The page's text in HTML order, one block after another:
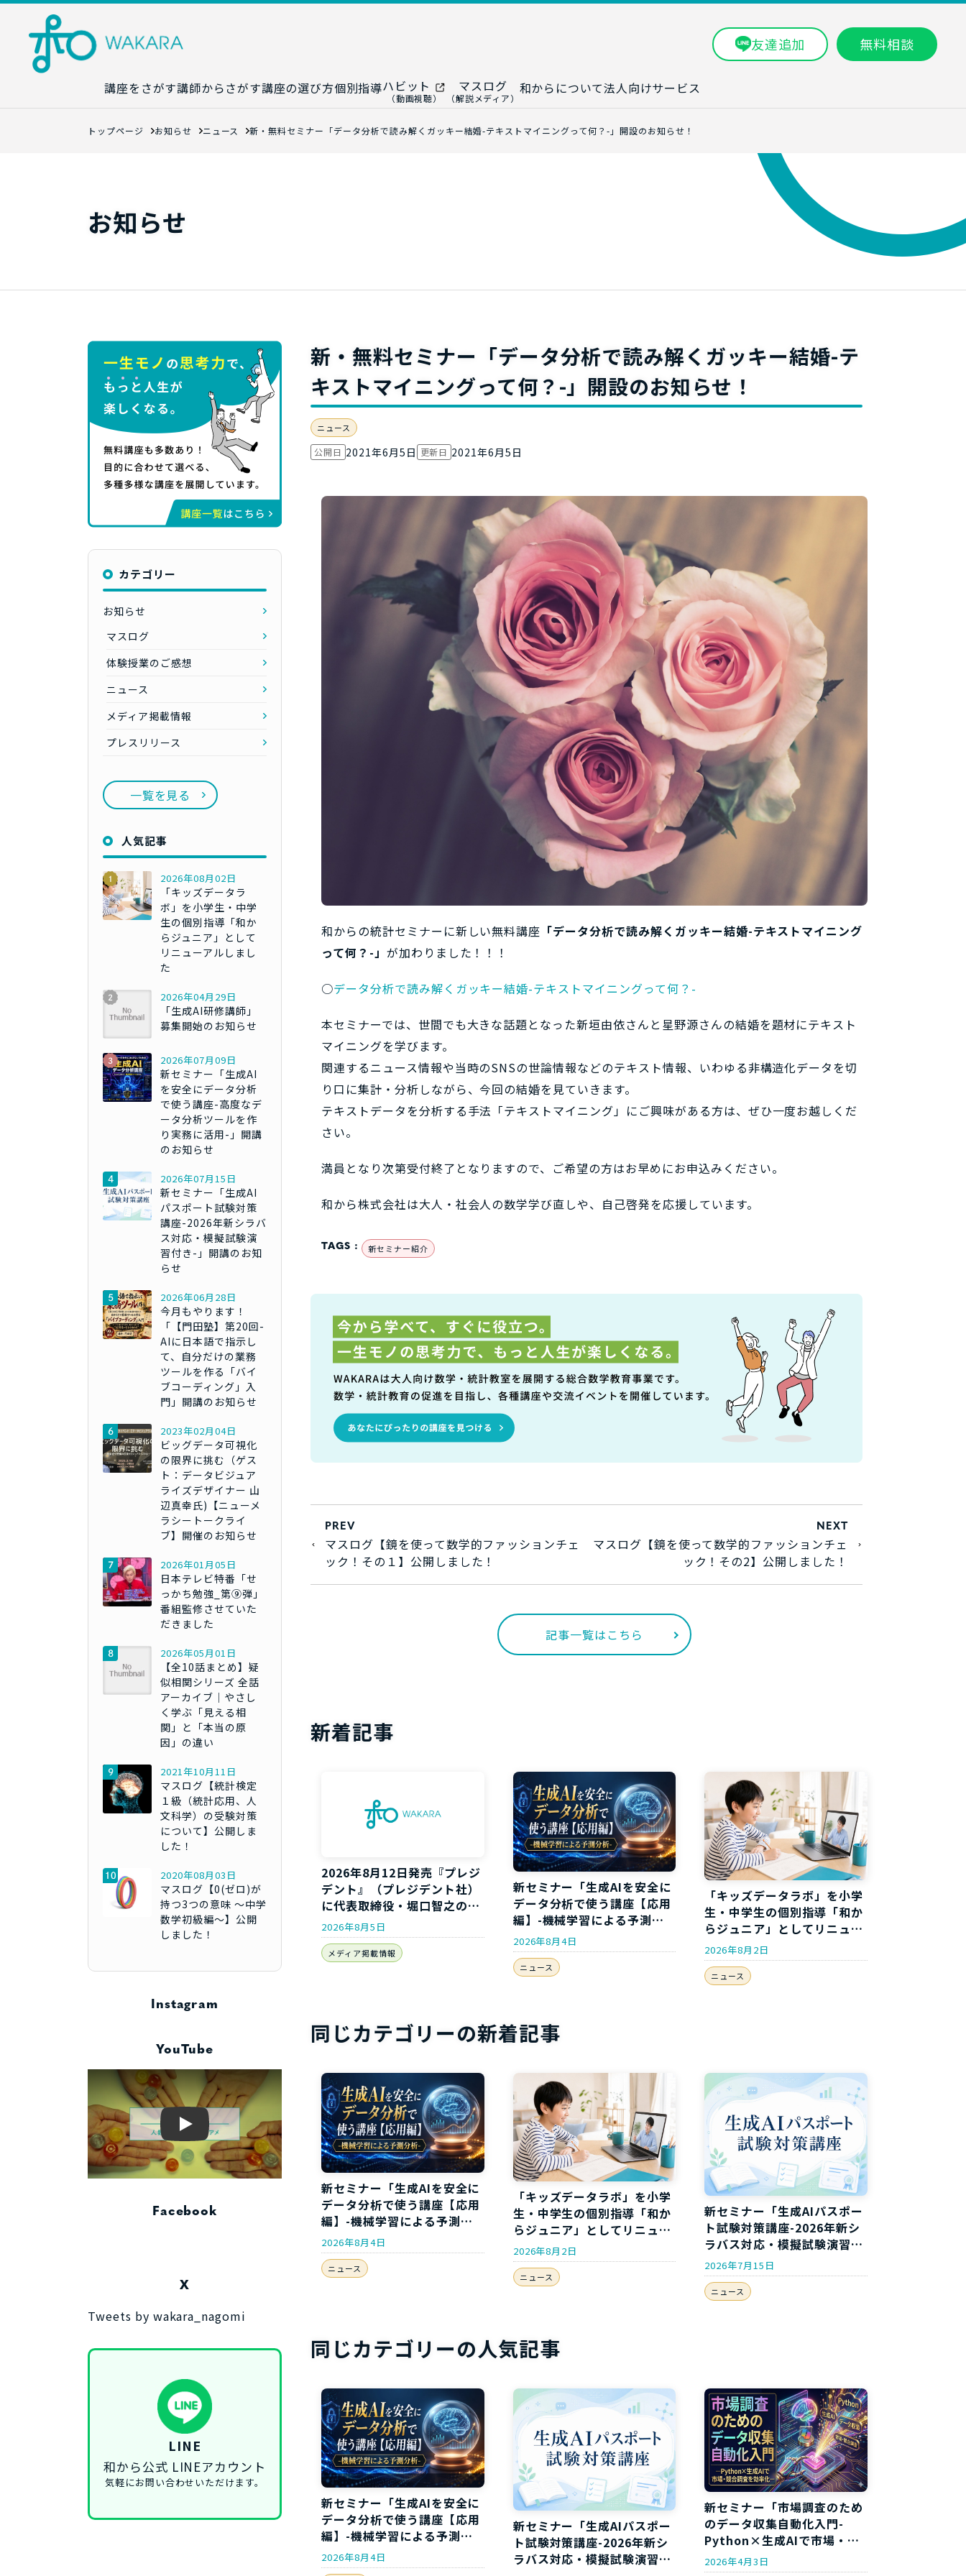
友達追加 無料相談
講座をさがす講師からさがす講座の選び方
講座カレンダー
個別指導
生成AI教室
ハビット
（動画視聴）
マスログ
（解説メディア）
和からについて法人向けサービス
研修プログラム一覧
トップページ お知らせ ニュース 新・無料セミナー「データ分析で読み解くガッキー結婚-テキストマイニングって何？-」開設のお知らせ！
お知らせ
新・無料セミナー「データ分析で読み解くガッキー結婚-テ
キストマイニングって何？-」開設のお知らせ！
ニュース
公開日 2021年6月5日 更新日 2021年6月5日
和からの統計セミナーに新しい無料講座 「データ分析で読み解くガッキー結婚-テキストマイニング
って何？-」 が加わりました！！！
○データ分析で読み解くガッキー結婚-テキストマイニングって何？-
本セミナーでは、世間でも大きな話題となった新垣由依さんと星野源さんの結婚を題材にテキスト
マイニングを学びます。
関連するニュース情報や当時のSNSの世論情報などのテキスト情報、いわゆる非構造化データを切
り口に集計・分析しながら、今回の結婚を見ていきます。
テキストデータを分析する手法「テキストマイニング」にご興味がある方は、ぜひ一度お越しくだ
さい。
満員となり次第受付終了となりますので、ご希望の方はお早めにお申込みください。
和から株式会社は大人・社会人の数学学び直しや、自己啓発を応援しています。
TAGS : 新セミナー紹介
PREV
マスログ【鏡を使って数学的ファッションチェ
ック！その１】公開しました！
NEXT
マスログ【鏡を使って数学的ファッションチェ
ック！その2】公開しました！
記事一覧はこちら
新着記事
2026年8月12日発売『プレジ
デント』（プレジデント社）
に代表取締役・堀口智之のイ
ンタビューが掲載されます
2026年8月5日
メディア掲載情報
新セミナー「生成AIを安全に
データ分析で使う講座【応用
編】-機械学習による予測分
析-」開講のお知らせ
2026年8月4日
ニュース
「キッズデータラボ」を小学
生・中学生の個別指導「和か
らジュニア」としてリニュー
アルしました
2026年8月2日
ニュース
同じカテゴリーの新着記事
新セミナー「生成AIを安全に
データ分析で使う講座【応用
編】-機械学習による予測分
析-」開講のお知らせ
2026年8月4日
ニュース
「キッズデータラボ」を小学
生・中学生の個別指導「和か
らジュニア」としてリニュー
アルしました
2026年8月2日
ニュース
新セミナー「生成AIパスポー
ト試験対策講座-2026年新シ
ラバス対応・模擬試験演習付
き-」開講のお知らせ
2026年7月15日
ニュース
同じカテゴリーの人気記事
新セミナー「生成AIを安全に
データ分析で使う講座【応用
編】-機械学習による予測分
析-」開講のお知らせ
2026年8月4日
新セミナー「生成AIパスポー
ト試験対策講座-2026年新シ
ラバス対応・模擬試験演習付
新セミナー「市場調査のため
のデータ収集自動化入門-
Python×生成AIで市場・競
合調査を効率化-」開講のお
2026年4月3日
カテゴリー
お知らせ
マスログ
体験授業のご感想
ニュース
メディア掲載情報
プレスリリース
一覧を見る
人気記事
2026年08月02日
「キッズデータラ
ボ」を小学生・中学
生の個別指導「和か
らジュニア」として
リニューアルしまし
た
2026年04月29日
「生成AI研修講師」
募集開始のお知らせ
2026年07月09日
新セミナー「生成AI
を安全にデータ分析
で使う講座-高度なデ
ータ分析ツールを作
り実務に活用-」開講
のお知らせ
2026年07月15日
新セミナー「生成AI
パスポート試験対策
講座-2026年新シラバ
ス対応・模擬試験演
習付き-」開講のお知
らせ
2026年06月28日
今月もやります！
「【門田塾】第20回-
AIに日本語で指示し
て、自分だけの業務
ツールを作る「バイ
ブコーディング」入
門」開講のお知らせ
2023年02月04日
ビッグデータ可視化
の限界に挑む（ゲス
ト：データビジュア
ライズデザイナー 山
辺真幸氏)【ニューメ
ラシートークライ
ブ】開催のお知らせ
2026年01月05日
日本テレビ特番「せ
っかち勉強_第⑨弾」
番組監修させていた
だきました
2026年05月01日
【全10話まとめ】疑
似相関シリーズ 全話
アーカイブ｜やさし
く学ぶ「見える相
関」と「本当の原
因」の違い
2021年10月11日
マスログ【統計検定
１級（統計応用、人
文科学）の受験対策
について】公開しま
した！
2020年08月03日
マスログ【0(ゼロ)が
持つ3つの意味 ～中学
数学初級編～】公開
しました！
Instagram
YouTube
Play
Facebook
X
Tweets by wakara_nagomi
LINE
和から公式 LINEアカウント
気軽にお問い合わせいただけます。